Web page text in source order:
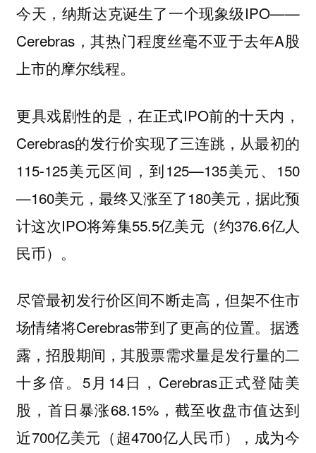
今天，纳斯达克诞生了一个现象级IPO——
Cerebras，其热门程度丝毫不亚于去年A股
上市的摩尔线程。
更具戏剧性的是，在正式IPO前的十天内，
Cerebras的发行价实现了三连跳，从最初的
115-125美元区间，到125—135美元、150
—160美元，最终又涨至了180美元，据此预
计这次IPO将筹集55.5亿美元（约376.6亿人
民币）。
尽管最初发行价区间不断走高，但架不住市
场情绪将Cerebras带到了更高的位置。据透
露，招股期间，其股票需求量是发行量的二
十多倍。5月14日，Cerebras正式登陆美
股，首日暴涨68.15%，截至收盘市值达到
近700亿美元（超4700亿人民币），成为今